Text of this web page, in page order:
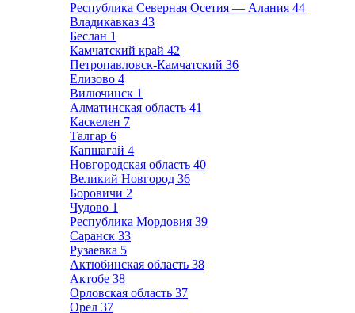
Республика Северная Осетия — Алания 44
Владикавказ 43
Беслан 1
Камчатский край 42
Петропавловск-Камчатский 36
Елизово 4
Вилючинск 1
Алматинская область 41
Каскелен 7
Талгар 6
Капшагай 4
Новгородская область 40
Великий Новгород 36
Боровичи 2
Чудово 1
Республика Мордовия 39
Саранск 33
Рузаевка 5
Актюбинская область 38
Актобе 38
Орловская область 37
Орел 37